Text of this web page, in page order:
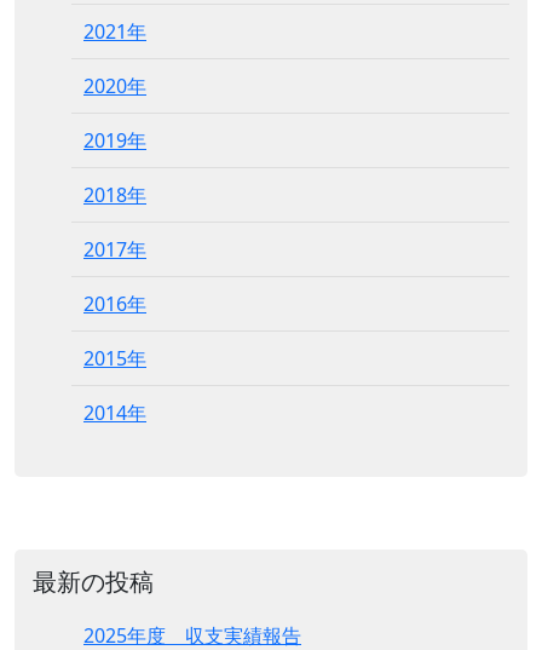
2021年
2020年
2019年
2018年
2017年
2016年
2015年
2014年
最新の投稿
2025年度 収支実績報告